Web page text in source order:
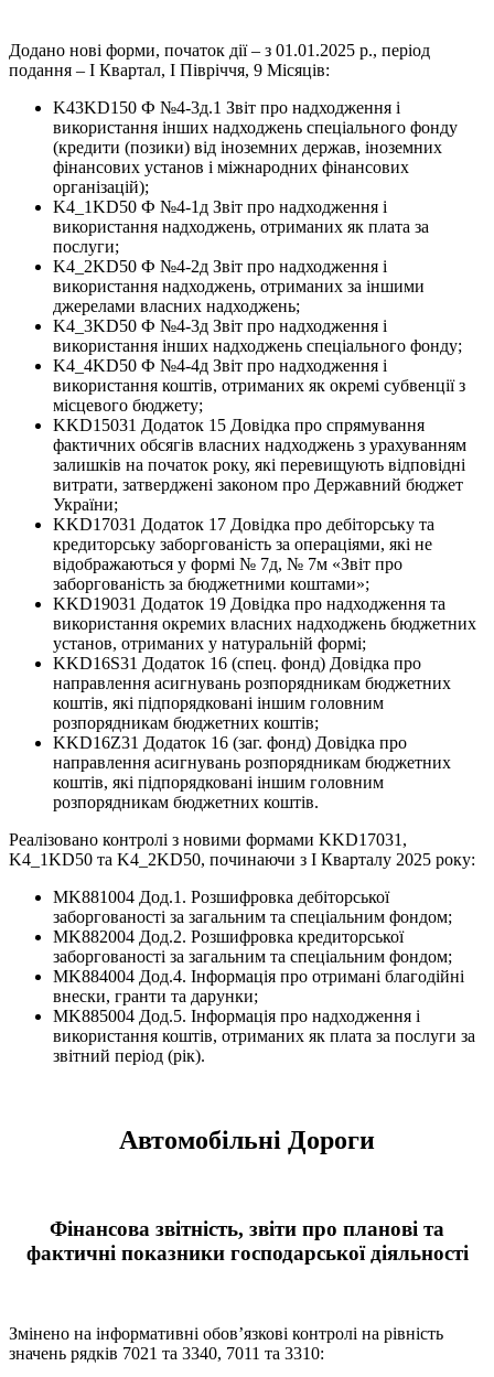
Додано нові форми, початок дії – з 01.01.2025 р., період
подання – І Квартал, І Півріччя, 9 Місяців:
K43KD150 Ф №4-3д.1 Звіт про надходження і
використання інших надходжень спеціального фонду
(кредити (позики) від іноземних держав, іноземних
фінансових установ і міжнародних фінансових
організацій);
K4_1KD50 Ф №4-1д Звіт про надходження і
використання надходжень, отриманих як плата за
послуги;
K4_2KD50 Ф №4-2д Звіт про надходження і
використання надходжень, отриманих за іншими
джерелами власних надходжень;
K4_3KD50 Ф №4-3д Звіт про надходження і
використання інших надходжень спеціального фонду;
K4_4KD50 Ф №4-4д Звіт про надходження і
використання коштів, отриманих як окремі субвенції з
місцевого бюджету;
KKD15031 Додаток 15 Довідка про спрямування
фактичних обсягів власних надходжень з урахуванням
залишків на початок року, які перевищують відповідні
витрати, затверджені законом про Державний бюджет
України;
KKD17031 Додаток 17 Довідка про дебіторську та
кредиторську заборгованість за операціями, які не
відображаються у формі № 7д, № 7м «Звіт про
заборгованість за бюджетними коштами»;
KKD19031 Додаток 19 Довідка про надходження та
використання окремих власних надходжень бюджетних
установ, отриманих у натуральній формі;
KKD16S31 Додаток 16 (спец. фонд) Довідка про
направлення асигнувань розпорядникам бюджетних
коштів, які підпорядковані іншим головним
розпорядникам бюджетних коштів;
KKD16Z31 Додаток 16 (заг. фонд) Довідка про
направлення асигнувань розпорядникам бюджетних
коштів, які підпорядковані іншим головним
розпорядникам бюджетних коштів.
Реалізовано контролі з новими формами KKD17031,
K4_1KD50 та K4_2KD50, починаючи з І Кварталу 2025 року:
MK881004 Дод.1. Розшифровка дебіторської
заборгованості за загальним та спеціальним фондом;
MK882004 Дод.2. Розшифровка кредиторської
заборгованості за загальним та спеціальним фондом;
MK884004 Дод.4. Інформація про отримані благодійні
внески, гранти та дарунки;
MK885004 Дод.5. Інформація про надходження і
використання коштів, отриманих як плата за послуги за
звітний період (рік).
Автомобільні Дороги
Фінансова звітність, звіти про планові та
фактичні показники господарської діяльності
Змінено на інформативні обов’язкові контролі на рівність
значень рядків 7021 та 3340, 7011 та 3310: